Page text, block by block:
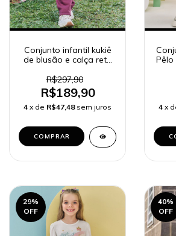
Conjunto infantil kukiê
de blusão e calça reta
R$297,90
R$189,90
4 x de R$47,48 sem juros
COMPRAR
Pêlo
4 x
29%
OFF
40%
OFF